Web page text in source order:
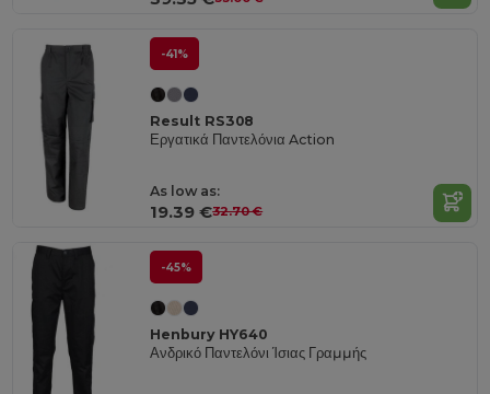
-41%
Result RS308
Εργατικά Παντελόνια Action
As low as:
19.39 €32.70 €
-45%
Henbury HY640
Ανδρικό Παντελόνι Ίσιας Γραμμής